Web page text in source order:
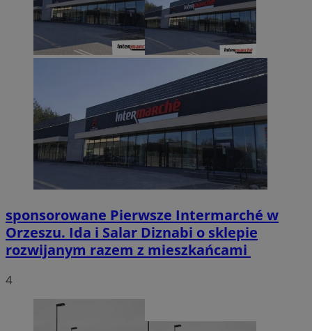
sponsorowane Pierwsze Intermarché w
Orzeszu. Ida i Salar Diznabi o sklepie
rozwijanym razem z mieszkańcami
4